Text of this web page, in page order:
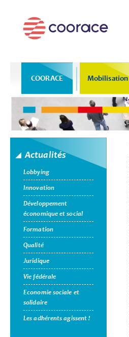
COORACE Mobilisation
Actualités
Lobbying
Innovation
Développement
économique et social
Formation
Qualité
Juridique
Vie fédérale
Economie sociale et
solidaire
Les adhérents agissent !